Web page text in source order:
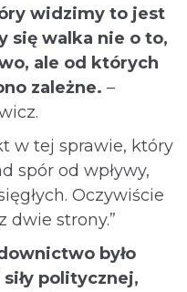
widzimy to jest
się walka nie o to,
ale od których
zależne. –
w tej sprawie, który
spór od wpływy,
Oczywiście
dwie strony.”
było
politycznej,